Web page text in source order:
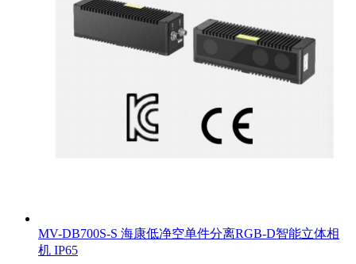
MV-DB700S-S 海康低净空单件分离RGB-D智能立体相
机 IP65